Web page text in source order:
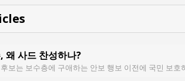
왜 사드 찬성하나?
보는 보수층에 구애하는 안보 행보 이전에 국민 보호